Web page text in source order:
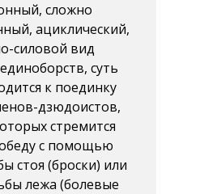
сложно
ациклический,
силовой вид
суть
к поединку
дзюдоистов,
стремится
с помощью
стоя (броски) или
лежа (болевые